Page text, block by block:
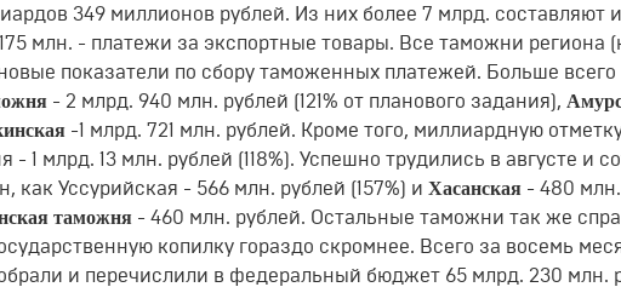
349 миллионов рублей. Из них более 7 млрд. составляют
млн. - платежи за экспортные товары. Все таможни региона
показатели по сбору таможенных платежей. Больше
- 2 млрд. 940 млн. рублей (121% от планового задания),
-1 млрд. 721 млн. рублей. Кроме того, миллиардную
- 1 млрд. 13 млн. рублей (118%). Успешно трудились в августе и
как Уссурийская - 566 млн. рублей (157%) и Хасанская - 480 млн.
таможня - 460 млн. рублей. Остальные таможни так же
копилку гораздо скромнее. Всего за восемь
и перечислили в федеральный бюджет 65 млрд. 230 млн.